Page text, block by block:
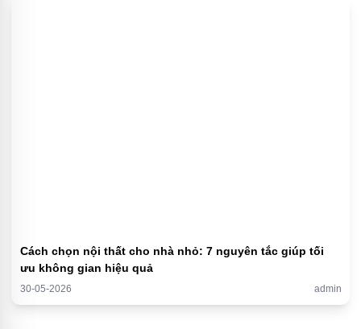
Cách chọn nội thất cho nhà nhỏ: 7 nguyên tắc giúp tối
ưu không gian hiệu quả
30-05-2026 admin